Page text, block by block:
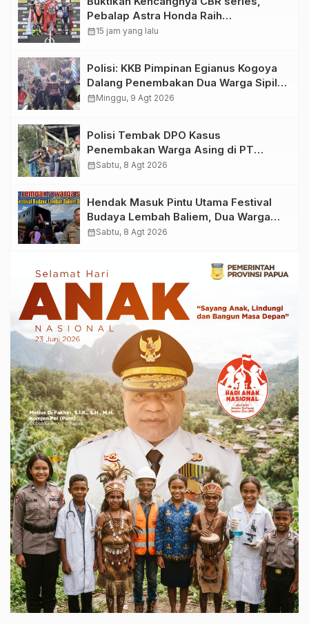
Pebalap Astra Honda Raih
Kemenangan di Mandalika
calendar_month15 jam yang lalu
Polisi: KKB Pimpinan Egianus Kogoya
Dalang Penembakan Dua Warga Sipil
saat Festival Budaya Lembah Baliem
calendar_monthMinggu, 9 Agt 2026
Polisi Tembak DPO Kasus
Penembakan Warga Asing di PT
Freeport Indonesia
calendar_monthSabtu, 8 Agt 2026
Hendak Masuk Pintu Utama Festival
Budaya Lembah Baliem, Dua Warga
Sipil Ditembak OTK
calendar_monthSabtu, 8 Agt 2026